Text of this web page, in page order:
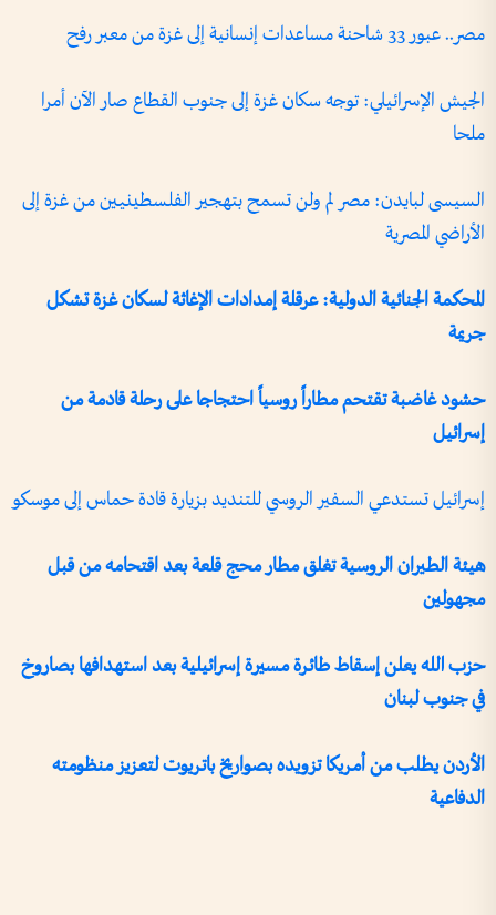
مصر.. عبور 33 شاحنة مساعدات إنسانية إلى غزة من معبر رفح
الجيش الإسرائيلي: توجه سكان غزة إلى جنوب القطاع صار الآن أمرا
ملحا
السيسى لبايدن: مصر لم ولن تسمح بتهجير الفلسطينيين من غزة إلى
الأراضي المصرية
المحكمة الجنائية الدولية: عرقلة إمدادات الإغاثة لسكان غزة تشكل
جريمة
حشود غاضبة تقتحم مطاراً روسياً احتجاجا على رحلة قادمة من
إسرائيل
إسرائيل تستدعي السفير الروسي للتنديد بزيارة قادة حماس إلى موسكو
هيئة الطيران الروسية تغلق مطار محج قلعة بعد اقتحامه من قبل
مجهولين
حزب الله يعلن إسقاط طائرة مسيرة إسرائيلية بعد استهدافها بصاروخ
في جنوب لبنان
الأردن يطلب من أمريكا تزويده بصواريخ باتريوت لتعزيز منظومته
الدفاعية